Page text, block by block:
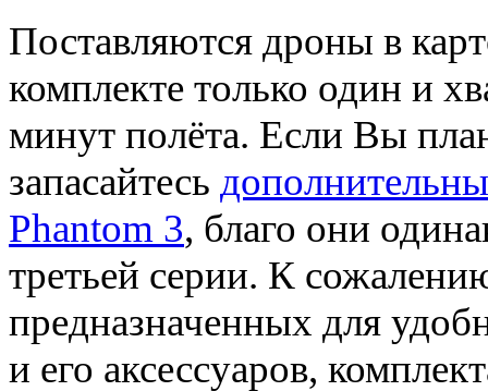
Поставляются дроны в
комплекте только один и
минут полёта. Если Вы
запасайтесь
Phantom 3, благо они
третьей серии. К
предназначенных для
и его аксессуаров,